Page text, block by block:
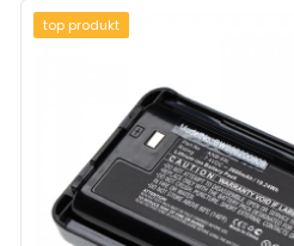
top produkt